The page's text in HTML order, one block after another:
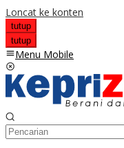
Loncat ke konten
tutup
tutup
Menu Mobile